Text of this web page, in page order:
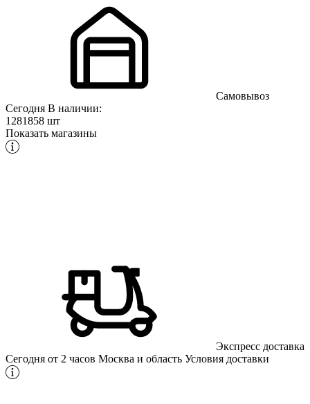
Самовывоз
Сегодня В наличии:
1281858 шт
Показать магазины
Экспресс доставка
Сегодня от 2 часов Москва и область Условия доставки